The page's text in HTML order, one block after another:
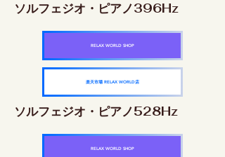
ソルフェジオ・ピアノ396Hz
RELAX WORLD SHOP
楽天市場 RELAX WORLD店
ソルフェジオ・ピアノ528Hz
RELAX WORLD SHOP